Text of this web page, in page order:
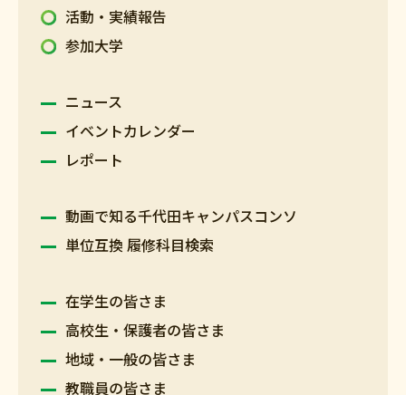
活動・実績報告
参加大学
ニュース
イベントカレンダー
レポート
動画で知る千代田キャンパスコンソ
単位互換 履修科目検索
在学生の皆さま
高校生・保護者の皆さま
地域・一般の皆さま
教職員の皆さま